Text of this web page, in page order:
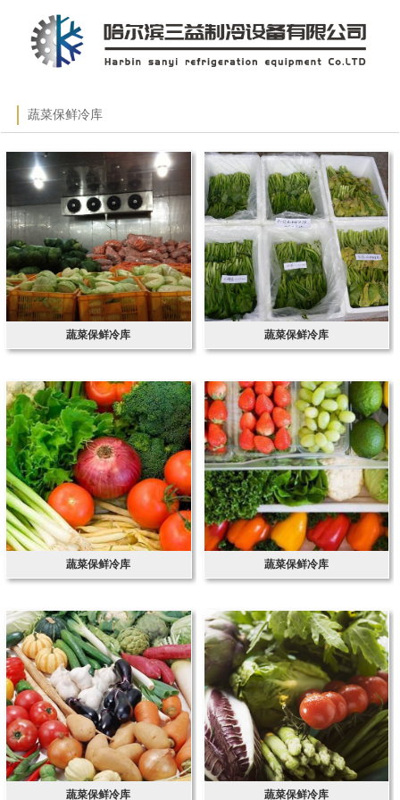
蔬菜保鲜冷库
蔬菜保鲜冷库 蔬菜保鲜冷库
蔬菜保鲜冷库 蔬菜保鲜冷库
蔬菜保鲜冷库 蔬菜保鲜冷库